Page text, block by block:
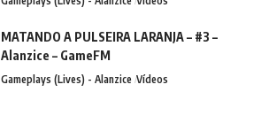
MATANDO A PULSEIRA LARANJA – #3 –
Alanzice – GameFM
Gameplays (Lives) - Alanzice Vídeos